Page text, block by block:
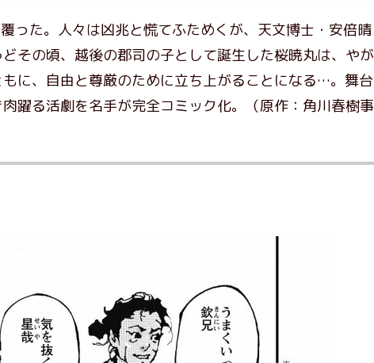
った。人々は凶兆と慌てふためくが、天文博士・安倍晴
その頃、越後の郡司の子として誕生した桜暁丸は、やが
に、自由と尊厳のために立ち上がることになる…。舞台
躍る活劇を名手が完全コミック化。（原作：角川春樹事